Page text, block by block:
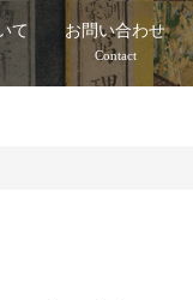
て お問い合わせ
Contact